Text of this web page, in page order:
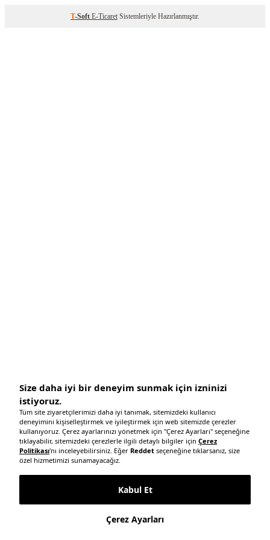
T-Soft E-Ticaret Sistemleriyle Hazırlanmıştır.